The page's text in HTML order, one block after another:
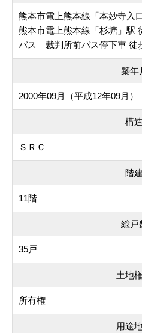
熊本市電上熊本線「本妙寺入
熊本市電上熊本線「杉塘」駅
バス 裁判所前バス停下車 徒
築年
2000年09月（平成12年09月）
構造
ＳＲＣ
階建
11階
総戸
35戸
土地
所有権
用途